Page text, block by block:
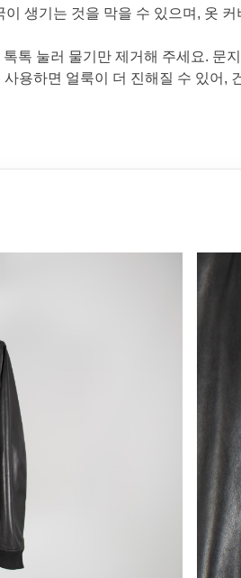
생기는 것을 막을 수 있으며, 옷
톡 눌러 물기만 제거해 주세요. 문
용하면 얼룩이 더 진해질 수 있어,